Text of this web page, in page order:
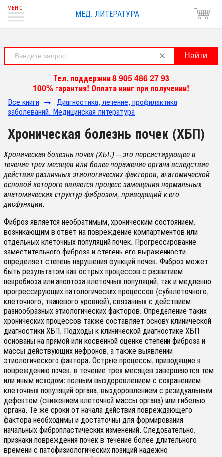
МЕД. ЛИТЕРАТУРА
Найти
Тел. поддержки 8 905 486 27 93
100% гарантия! Оплата книг при получении!
Все книги → Диагностика, лечение, профилактика
заболеваний. Медицинская литература
Хроническая болезнь почек (ХБП)
Хроническая болезнь почек (ХБП) – это персистирующее в
течение трех месяцев или более поражение органа вследствие
действия различных этиологических факторов, анатомической
основой которого является процесс замещения нормальных
анатомических структур фиброзом, приводящий к его
дисфункции.
Фиброз является необратимым, хроническим состоянием,
возникающим в ответ на повреждение компартментов или
отдельных клеточных популяций почек. Прогрессирование
заместительного фиброза и степень его выраженности
определяет степень нарушения функций почек. Фиброз может
быть результатом как острых процессов с развитием
некробиоза или апоптоза клеточных популяций, так и медленно
прогрессирующих патологических процессов (субклеточного,
клеточного, тканевого уровней), связанных с действием
разнообразных этиологических факторов. Определение таких
хронических процессов также составляет основу клинической
диагностики ХБП. Подходы к клинической диагностике ХБП
основаны на прямой или косвенной оценке степени фиброза и
массы действующих нефронов, а также выявлении
этиологического фактора. Острые процессы, приводящие к
повреждению почек, в течение трех месяцев завершаются тем
или иным исходом: полным выздоровлением с сохранением
клеточных популяций органа, выздоровлением с резидуальным
дефектом (снижением клеточной массы органа) или гибелью
органа. Те же сроки от начала действия повреждающего
фактора необходимы и достаточны для формирования
начальных фибропластических изменений. Следовательно,
признаки повреждения почек в течение более длительного
времени с патофизиологических позиций надежно